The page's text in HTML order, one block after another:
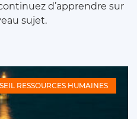
d’apprendre sur
sujet.
RESSOURCES HUMAINES